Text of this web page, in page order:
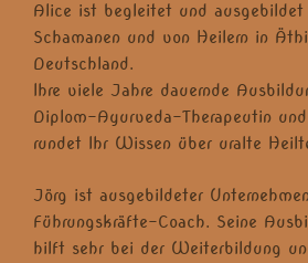
Alice ist begleitet und ausgebildet
Schamanen und von Heilern in
Deutschland.
Ihre viele Jahre dauernde
Diplom-Ayurveda-Therapeutin
rundet Ihr Wissen über uralte
Jörg ist ausgebildeter
Führungskräfte-Coach. Seine
hilft sehr bei der Weiterbildung